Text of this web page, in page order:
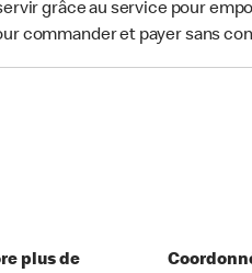
grâce au service pour
commander et payer sans
plus de